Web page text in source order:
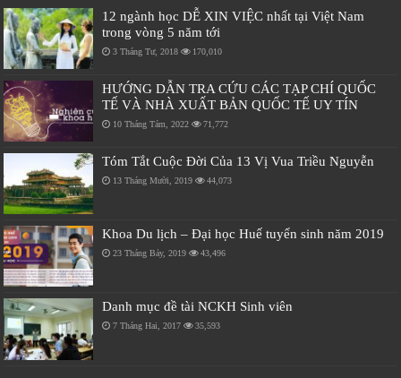
12 ngành học DỄ XIN VIỆC nhất tại Việt Nam
trong vòng 5 năm tới
3 Tháng Tư, 2018 170,010
HƯỚNG DẪN TRA CỨU CÁC TẠP CHÍ QUỐC
TẾ VÀ NHÀ XUẤT BẢN QUỐC TẾ UY TÍN
10 Tháng Tám, 2022 71,772
Tóm Tắt Cuộc Đời Của 13 Vị Vua Triều Nguyễn
13 Tháng Mười, 2019 44,073
Khoa Du lịch – Đại học Huế tuyển sinh năm 2019
23 Tháng Bảy, 2019 43,496
Danh mục đề tài NCKH Sinh viên
7 Tháng Hai, 2017 35,593